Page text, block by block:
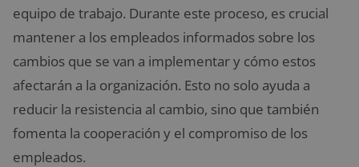
equipo de trabajo. Durante este proceso, es crucial
mantener a los empleados informados sobre los
cambios que se van a implementar y cómo estos
afectarán a la organización. Esto no solo ayuda a
reducir la resistencia al cambio, sino que también
fomenta la cooperación y el compromiso de los
empleados.